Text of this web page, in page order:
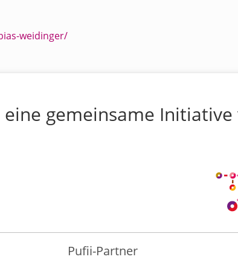
weidinger/
eine gemeinsame Initiative
Pufii-Partner